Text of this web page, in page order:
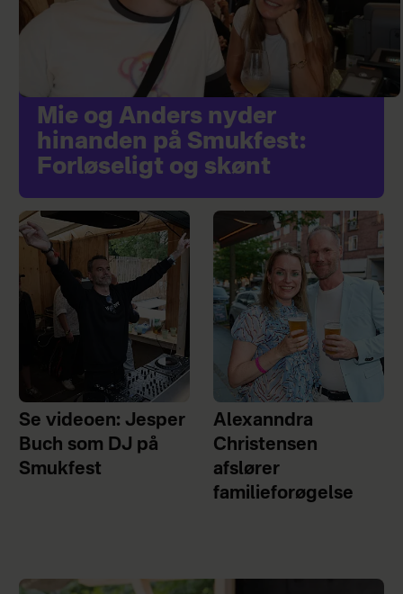
Mie og Anders nyder
hinanden på Smukfest:
Forløseligt og skønt
Se videoen: Jesper
Buch som DJ på
Smukfest
Alexanndra
Christensen
afslører
familieforøgelse